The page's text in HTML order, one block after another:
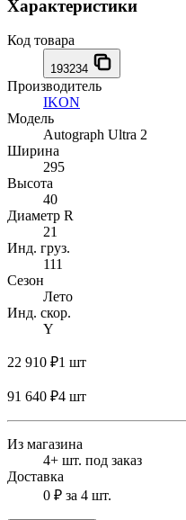
Характеристики
Код товара
193234
Производитель
IKON
Модель
Autograph Ultra 2
Ширина
295
Высота
40
Диаметр R
21
Инд. груз.
111
Сезон
Лето
Инд. скор.
Y
22 910 ₽1 шт
91 640 ₽4 шт
Из магазина
4+ шт. под заказ
Доставка
0 ₽ за 4 шт.